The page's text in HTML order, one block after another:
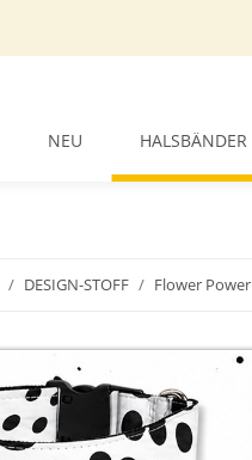
NEU HALSBÄNDER
DESIGN-STOFF Flower Power